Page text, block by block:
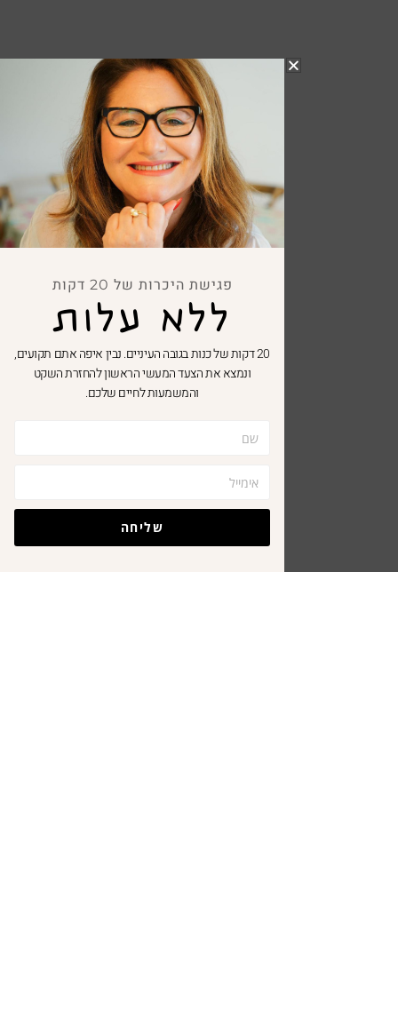
פגישת היכרות של 20 דקות
ללא עלות
20 דקות של כנות בגובה העיניים. נבין איפה אתם תקועים,
ונמצא את הצעד המעשי הראשון להחזרת השקט
והמשמעות לחיים שלכם.
שליחה